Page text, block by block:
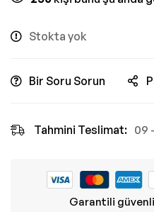
Stokta yok
Bir Soru Sorun
Tahmini Teslimat: 09
Garantili